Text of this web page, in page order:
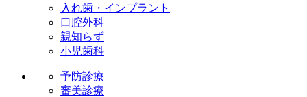
入れ歯・インプラント
口腔外科
親知らず
小児歯科
予防診療
審美診療